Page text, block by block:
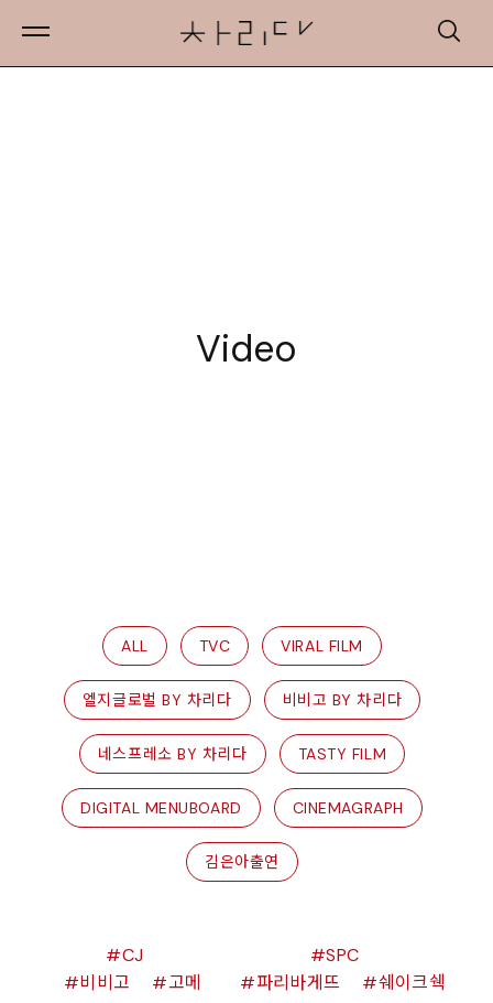
ALL TVC VIRAL FILM
엘지글로벌 BY 차리다 비비고 BY 차리다
네스프레소 BY 차리다 TASTY FILM
DIGITAL MENUBOARD CINEMAGRAPH
김은아출연
CJ
비비고
고메
SPC
파리바게뜨
쉐이크쉑